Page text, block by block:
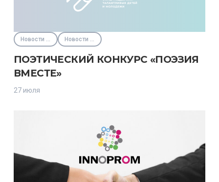
Новости партнёров Новости Фонда
ПОЭТИЧЕСКИЙ КОНКУРС «ПОЭЗИЯ
ВМЕСТЕ»
27 июля